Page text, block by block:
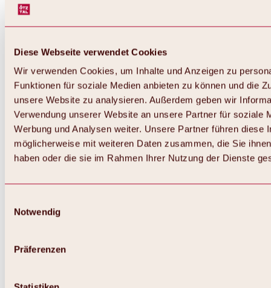
Diese Webseite verwendet Cookies
Wir verwenden Cookies, um Inhalte und Anzeigen zu
Funktionen für soziale Medien anbieten zu können und die
unsere Website zu analysieren. Außerdem geben wir
Verwendung unserer Website an unsere Partner für soziale
Werbung und Analysen weiter. Unsere Partner führen diese
möglicherweise mit weiteren Daten zusammen, die Sie
haben oder die sie im Rahmen Ihrer Nutzung der Dienste
Notwendig
Präferenzen